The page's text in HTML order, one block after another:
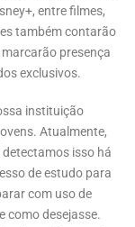
entre filmes,
também contarão
presença
exclusivos.
instituição
Atualmente,
isso há
de estudo para
com uso de
como desejasse.